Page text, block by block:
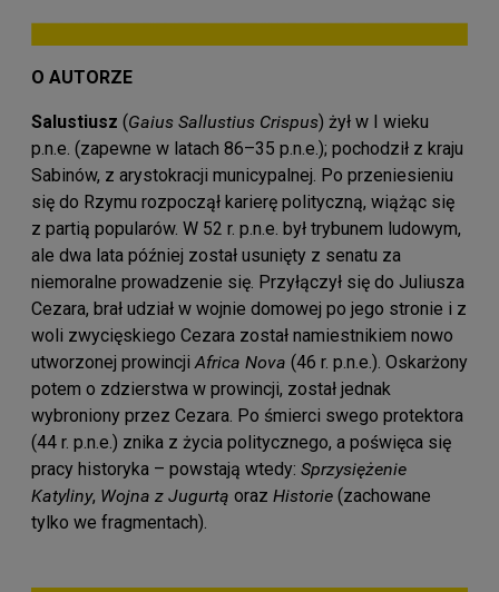
O AUTORZE
Salustiusz (Gaius Sallustius Crispus) żył w I wieku
p.n.e. (zapewne w latach 86–35 p.n.e.); pochodził z kraju
Sabinów, z arystokracji municypalnej. Po przeniesieniu
się do Rzymu rozpoczął karierę polityczną, wiążąc się
z partią popularów. W 52 r. p.n.e. był trybunem ludowym,
ale dwa lata później został usunięty z senatu za
niemoralne prowadzenie się. Przyłączył się do Juliusza
Cezara, brał udział w wojnie domowej po jego stronie i z
woli zwycięskiego Cezara został namiestnikiem nowo
utworzonej prowincji Africa Nova (46 r. p.n.e.). Oskarżony
potem o zdzierstwa w prowincji, został jednak
wybroniony przez Cezara. Po śmierci swego protektora
(44 r. p.n.e.) znika z życia politycznego, a poświęca się
pracy historyka – powstają wtedy: Sprzysiężenie
Katyliny, Wojna z Jugurtą oraz Historie (zachowane
tylko we fragmentach).